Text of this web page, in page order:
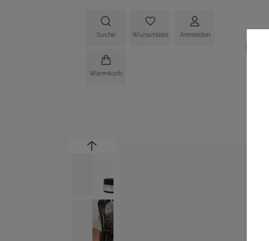
Suche Wunschliste Anmelden
Warenkorb
HOME